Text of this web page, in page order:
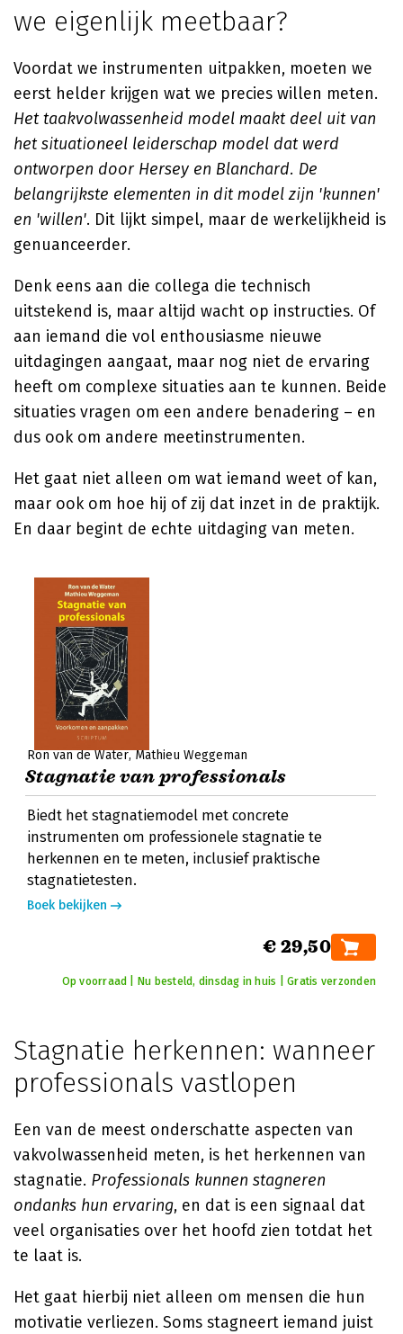
we eigenlijk meetbaar?
Voordat we instrumenten uitpakken, moeten we
eerst helder krijgen wat we precies willen meten.
Het taakvolwassenheid model maakt deel uit van
het situationeel leiderschap model dat werd
ontworpen door Hersey en Blanchard. De
belangrijkste elementen in dit model zijn 'kunnen'
en 'willen'. Dit lijkt simpel, maar de werkelijkheid is
genuanceerder.
Denk eens aan die collega die technisch
uitstekend is, maar altijd wacht op instructies. Of
aan iemand die vol enthousiasme nieuwe
uitdagingen aangaat, maar nog niet de ervaring
heeft om complexe situaties aan te kunnen. Beide
situaties vragen om een andere benadering – en
dus ook om andere meetinstrumenten.
Het gaat niet alleen om wat iemand weet of kan,
maar ook om hoe hij of zij dat inzet in de praktijk.
En daar begint de echte uitdaging van meten.
Ron van de Water Mathieu Weggeman
Stagnatie van professionals
Biedt het stagnatiemodel met concrete
instrumenten om professionele stagnatie te
herkennen en te meten, inclusief praktische
stagnatietesten.
Boek bekijken
€ 29,50
Op voorraad | Nu besteld, dinsdag in huis | Gratis verzonden
Stagnatie herkennen: wanneer
professionals vastlopen
Een van de meest onderschatte aspecten van
vakvolwassenheid meten, is het herkennen van
stagnatie. Professionals kunnen stagneren
ondanks hun ervaring, en dat is een signaal dat
veel organisaties over het hoofd zien totdat het
te laat is.
Het gaat hierbij niet alleen om mensen die hun
motivatie verliezen. Soms stagneert iemand juist